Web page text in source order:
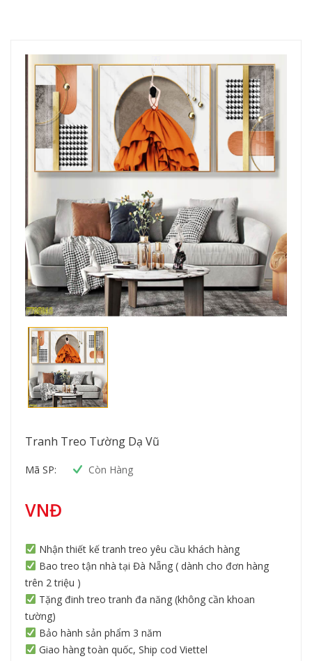
Tranh Treo Tường Dạ Vũ
Mã SP: Còn Hàng
VNĐ
Nhận thiết kế tranh treo yêu cầu khách hàng
Bao treo tận nhà tại Đà Nẵng ( dành cho đơn hàng
trên 2 triệu )
Tặng đinh treo tranh đa năng (không cần khoan
tường)
Bảo hành sản phẩm 3 năm
Giao hàng toàn quốc, Ship cod Viettel